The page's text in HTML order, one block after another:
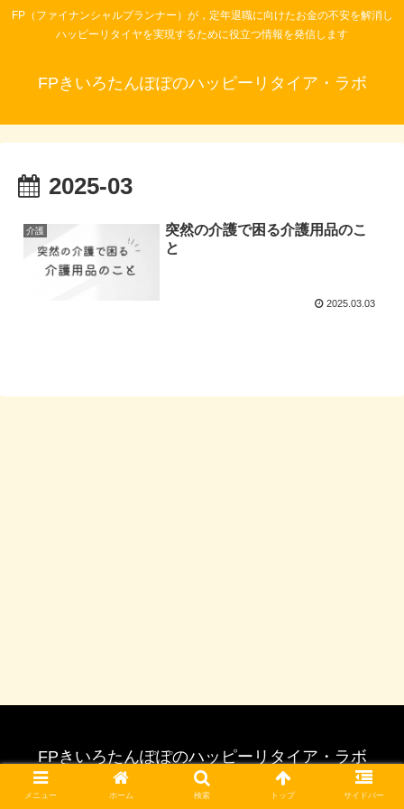
FP（ファイナンシャルプランナー）が，定年退職に向けたお金の不安を解消し
ハッピーリタイヤを実現するために役立つ情報を発信します
FPきいろたんぽぽのハッピーリタイア・ラボ
2025-03
介護
突然の介護で困る介護用品のこ
と
2025.03.03
FPきいろたんぽぽのハッピーリタイア・ラボ
© 2020 FPきいろたんぽぽのハッピーリタイア・ラボ.
メニュー ホーム 検索 トップ サイドバー